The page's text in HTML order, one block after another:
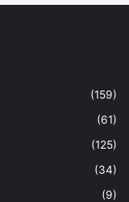
(159)
(61)
(125)
(34)
(9)